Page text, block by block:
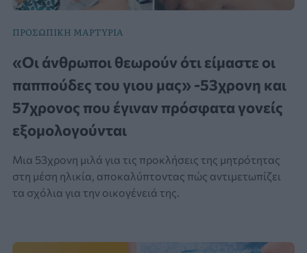
ΠΡΟΣΩΠΙΚΗ ΜΑΡΤΥΡΙΑ
«Οι άνθρωποι θεωρούν ότι είμαστε οι
παππούδες του γιου μας» -53χρονη και
57χρονος που έγιναν πρόσφατα γονείς
εξομολογούνται
Μια 53χρονη μιλά για τις προκλήσεις της μητρότητας
στη μέση ηλικία, αποκαλύπτοντας πώς αντιμετωπίζει
τα σχόλια για την οικογένειά της.